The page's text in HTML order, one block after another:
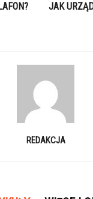
JAK
REDAKCJA